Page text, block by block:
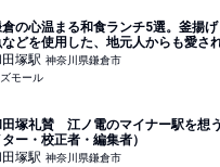
の心温まる和食ランチ5選。釜揚
どを使用した、地元人からも愛さ
- OZmall
塚駅 神奈川県鎌倉市
モール
田塚礼賛 江ノ電のマイナー駅を想
ター・校正者・編集者）
塚駅 神奈川県鎌倉市